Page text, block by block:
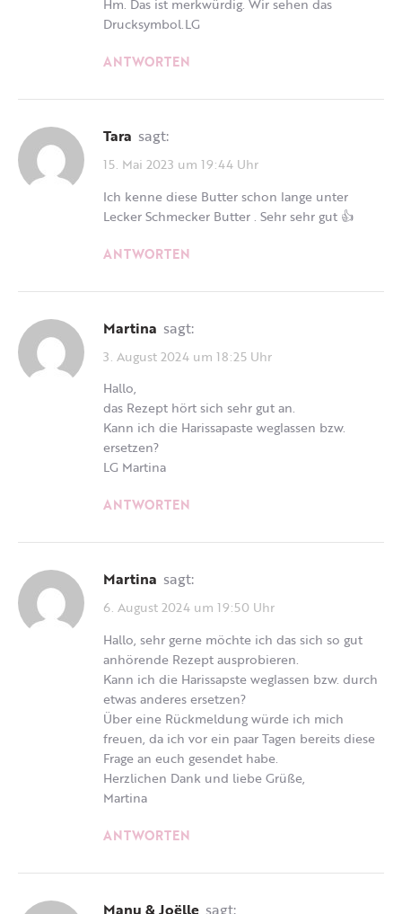
Hm. Das ist merkwürdig. Wir sehen das
Drucksymbol.LG
ANTWORTEN
Tara sagt:
15. Mai 2023 um 19:44 Uhr
Ich kenne diese Butter schon lange unter
Lecker Schmecker Butter . Sehr sehr gut 👍
ANTWORTEN
Martina sagt:
3. August 2024 um 18:25 Uhr
Hallo,
das Rezept hört sich sehr gut an.
Kann ich die Harissapaste weglassen bzw.
ersetzen?
LG Martina
ANTWORTEN
Martina sagt:
6. August 2024 um 19:50 Uhr
Hallo, sehr gerne möchte ich das sich so gut
anhörende Rezept ausprobieren.
Kann ich die Harissapste weglassen bzw. durch
etwas anderes ersetzen?
Über eine Rückmeldung würde ich mich
freuen, da ich vor ein paar Tagen bereits diese
Frage an euch gesendet habe.
Herzlichen Dank und liebe Grüße,
Martina
ANTWORTEN
Manu & Joëlle sagt: